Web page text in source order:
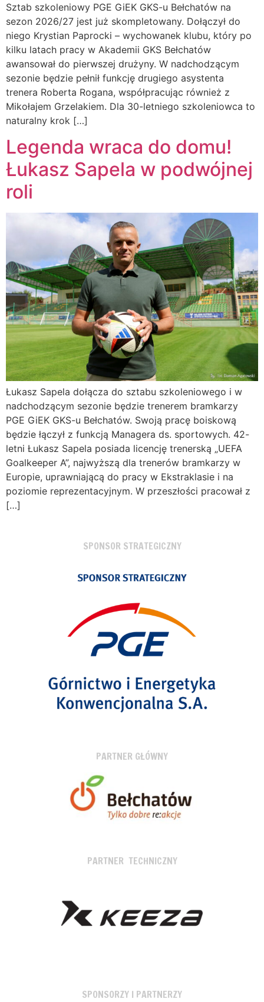
Sztab szkoleniowy PGE GiEK GKS-u Bełchatów na
sezon 2026/27 jest już skompletowany. Dołączył do
niego Krystian Paprocki – wychowanek klubu, który po
kilku latach pracy w Akademii GKS Bełchatów
awansował do pierwszej drużyny. W nadchodzącym
sezonie będzie pełnił funkcję drugiego asystenta
trenera Roberta Rogana, współpracując również z
Mikołajem Grzelakiem. Dla 30-letniego szkoleniowca to
naturalny krok […]
Legenda wraca do domu!
Łukasz Sapela w podwójnej
roli
Łukasz Sapela dołącza do sztabu szkoleniowego i w
nadchodzącym sezonie będzie trenerem bramkarzy
PGE GiEK GKS-u Bełchatów. Swoją pracę boiskową
będzie łączył z funkcją Managera ds. sportowych. 42-
letni Łukasz Sapela posiada licencję trenerską „UEFA
Goalkeeper A”, najwyższą dla trenerów bramkarzy w
Europie, uprawniającą do pracy w Ekstraklasie i na
poziomie reprezentacyjnym. W przeszłości pracował z
[…]
SPONSOR STRATEGICZNY
PARTNER GŁÓWNY
PARTNER TECHNICZNY
SPONSORZY I PARTNERZY